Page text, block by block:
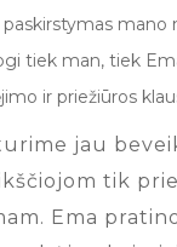
mano
tiek man, tiek
ir priežiūros
jau
tik
Ema